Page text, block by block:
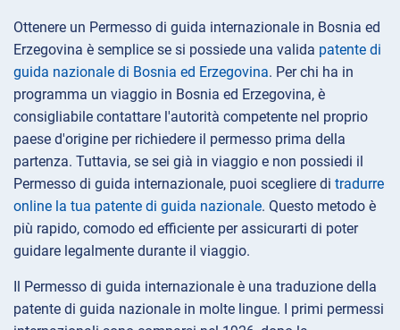
Ottenere un Permesso di guida internazionale in Bosnia ed
Erzegovina è semplice se si possiede una valida patente di
guida nazionale di Bosnia ed Erzegovina. Per chi ha in
programma un viaggio in Bosnia ed Erzegovina, è
consigliabile contattare l'autorità competente nel proprio
paese d'origine per richiedere il permesso prima della
partenza. Tuttavia, se sei già in viaggio e non possiedi il
Permesso di guida internazionale, puoi scegliere di tradurre
online la tua patente di guida nazionale. Questo metodo è
più rapido, comodo ed efficiente per assicurarti di poter
guidare legalmente durante il viaggio.
Il Permesso di guida internazionale è una traduzione della
patente di guida nazionale in molte lingue. I primi permessi